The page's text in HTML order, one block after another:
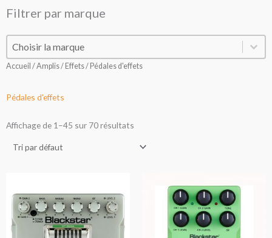
Filtrer par marque
Filtrer par marque
Filtrer par marque
Accueil /Amplis / Effets/ Pédales d'effets
Pédales d'effets
Affichage de 1–45 sur 70 résultats